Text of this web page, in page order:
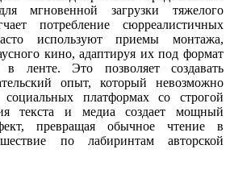
мгновенной загрузки тяжелого
потребление сюрреалистичных
используют приемы монтажа,
кино, адаптируя их под формат
в ленте. Это позволяет создавать
опыт, который невозможно
платформах со строгой
текста и медиа создает мощный
превращая обычное чтение в
по лабиринтам авторской